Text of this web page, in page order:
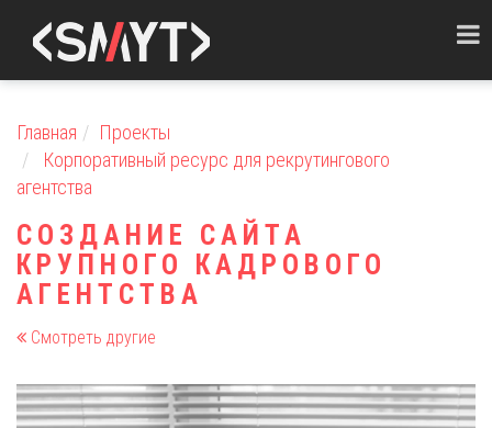
Главная
Проекты
Корпоративный ресурс для рекрутингового
агентства
СОЗДАНИЕ САЙТА
КРУПНОГО КАДРОВОГО
АГЕНТСТВА
Смотреть другие